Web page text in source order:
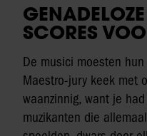
SCORES
De musici moesten
Maestro-jury keek met
waanzinnig, want je
muzikanten die